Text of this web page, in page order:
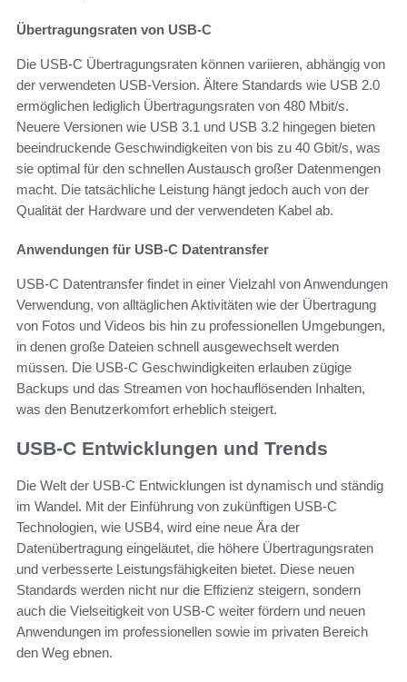
Übertragungsraten von USB-C
Die USB-C Übertragungsraten können variieren, abhängig von
der verwendeten USB-Version. Ältere Standards wie USB 2.0
ermöglichen lediglich Übertragungsraten von 480 Mbit/s.
Neuere Versionen wie USB 3.1 und USB 3.2 hingegen bieten
beeindruckende Geschwindigkeiten von bis zu 40 Gbit/s, was
sie optimal für den schnellen Austausch großer Datenmengen
macht. Die tatsächliche Leistung hängt jedoch auch von der
Qualität der Hardware und der verwendeten Kabel ab.
Anwendungen für USB-C Datentransfer
USB-C Datentransfer findet in einer Vielzahl von Anwendungen
Verwendung, von alltäglichen Aktivitäten wie der Übertragung
von Fotos und Videos bis hin zu professionellen Umgebungen,
in denen große Dateien schnell ausgewechselt werden
müssen. Die USB-C Geschwindigkeiten erlauben zügige
Backups und das Streamen von hochauflösenden Inhalten,
was den Benutzerkomfort erheblich steigert.
USB-C Entwicklungen und Trends
Die Welt der USB-C Entwicklungen ist dynamisch und ständig
im Wandel. Mit der Einführung von zukünftigen USB-C
Technologien, wie USB4, wird eine neue Ära der
Datenübertragung eingeläutet, die höhere Übertragungsraten
und verbesserte Leistungsfähigkeiten bietet. Diese neuen
Standards werden nicht nur die Effizienz steigern, sondern
auch die Vielseitigkeit von USB-C weiter fördern und neuen
Anwendungen im professionellen sowie im privaten Bereich
den Weg ebnen.